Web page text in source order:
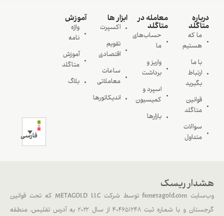
درباره
متاگلد
ما که
هستیم
با ما
ارتباط
بگیرید
قوانین
متاگلد
سوالات
متداول
معامله در
متاگلد
حساب‌های
ما
واریز و
برداشت
اسپرد و
کمیسیون
بازارها
ابزار ها
اکسپرت
تقویم
اقتصادی
ساعات
معاملاتی
اندیکاتورها
آموزش
واژه
نامه
آموزش
متاگلد
بلاگ
فارسی
هشدار ریسک
وب‌سایت fxmetagold.com توسط شرکت METAGOLD LLC که تحت قوانین
گرجستان و با شماره ثبت ۴۰۴۶۵۱۲۴۸ از سال ۲۰۲۲ به آدرس تفلیس، منطقه